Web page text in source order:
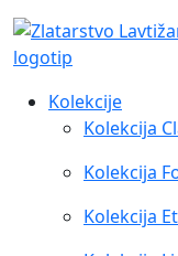
Kolekcije
Kolekcija
Kolekcija
Kolekcija